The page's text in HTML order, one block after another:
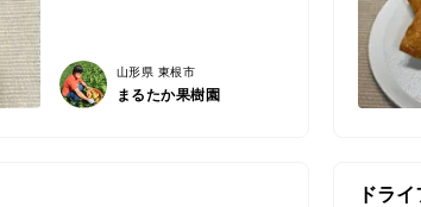
山形県 東根市
まるたか果樹園
ドラ